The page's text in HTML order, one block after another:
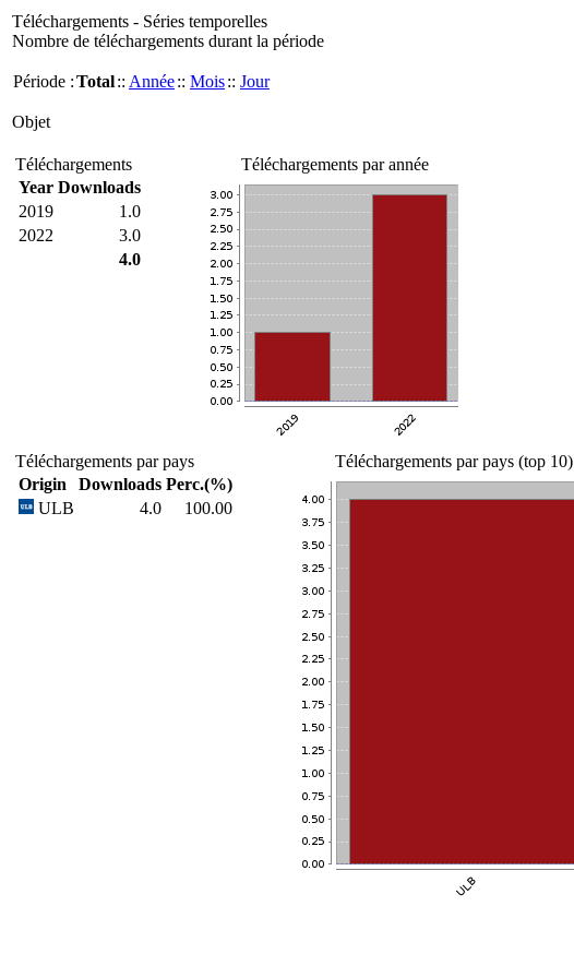
Téléchargements - Séries temporelles
Nombre de téléchargements durant la période
Période :Total:: Année:: Mois:: Jour
Objet
Téléchargements
Year Downloads
2019
1.0
2022
3.0
4.0
Téléchargements par année
Téléchargements par pays
Origin
Downloads Perc.(%)
ULB
4.0 100.00
Téléchargements par pays (top 10)